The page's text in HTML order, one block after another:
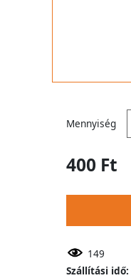
Mennyiség
400 Ft
149
Szállítási idő: